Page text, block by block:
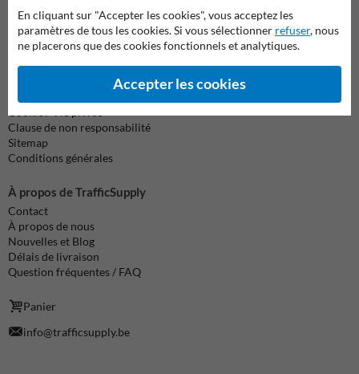
Toutes nos coordonnées
Renvoyer le(s) produit(s)
Cookie / Vie privée
Clause de non responsabilité
Sitemap
Conditions générales
À propos de TrafficSupply
Contact
À propos de nous
Nouvelles et Blog
Délais de livraison
Question fréquentes / FAQ
Panier
info@trafficsupply.be
En cliquant sur "Accepter les cookies", vous acceptez les
paramètres de tous les cookies. Si vous sélectionner refuser, nous
ne placerons que des cookies fonctionnels et analytiques.
Accepter les cookies